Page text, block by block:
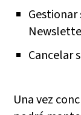
Cancelar
Una vez